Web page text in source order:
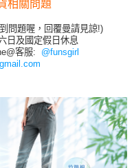
相關問題
問題喔，回覆曼請見諒!)
日及國定假日休息
客服:
@funsgirl